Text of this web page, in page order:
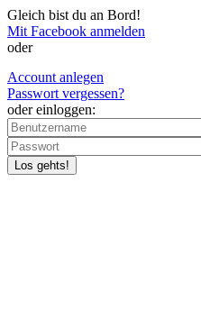
Skip to main content
Gleich bist du an Bord!
Mit Facebook anmelden
oder
Account anlegen
Passwort vergessen?
oder einloggen: